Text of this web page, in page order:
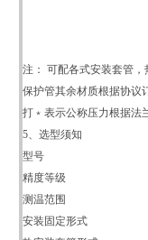
注： 可配各式安装套管
保护管其余材质根据协议
打﹡表示公称压力根据法
5、选型须知
型号
精度等级
测温范围
安装固定形式